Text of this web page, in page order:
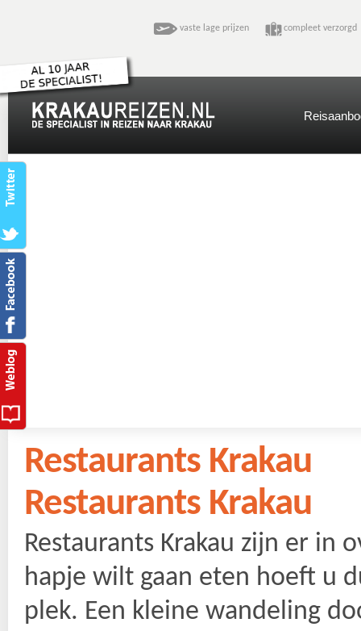
vaste lage prijzen compleet
Restaurants Krakau
Restaurants Krakau
Restaurants Krakau zijn er in
hapje wilt gaan eten hoeft u
plek. Een kleine wandeling